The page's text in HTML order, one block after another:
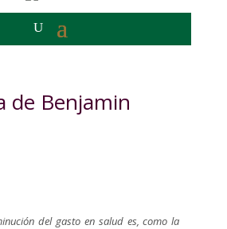
de Benjamin
del gasto en salud es, como la